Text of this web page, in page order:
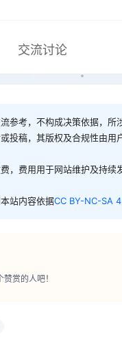
交流讨论
参考，不构成决策依据，所
投稿，其版权及合规性由
，费用用于网站维护及持
站内容依据CC BY-NC-SA
赏的人吧！